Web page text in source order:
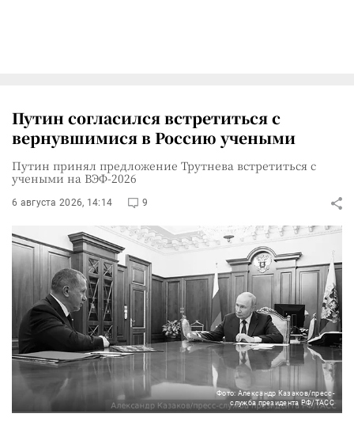
Путин согласился встретиться с
вернувшимися в Россию учеными
Путин принял предложение Трутнева встретиться с
учеными на ВЭФ-2026
6 августа 2026, 14:14 9
Фото: Александр Казаков/пресс-
служба президента РФ/ТАСС